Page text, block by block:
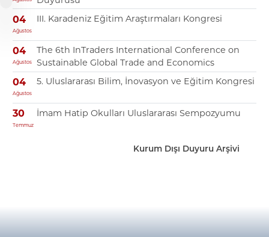
04
Ağustos
III. Karadeniz Eğitim Araştırmaları Kongresi
04
Ağustos
The 6th InTraders International Conference on
Sustainable Global Trade and Economics
04
Ağustos
5. Uluslararası Bilim, İnovasyon ve Eğitim Kongresi
30
Temmuz
İmam Hatip Okulları Uluslararası Sempozyumu
Kurum Dışı Duyuru Arşivi